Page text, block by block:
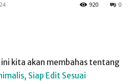
0
920
ini kita akan membahas tentang
Siap Edit Sesuai